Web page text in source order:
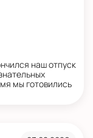
наш отпуск
мы готовились